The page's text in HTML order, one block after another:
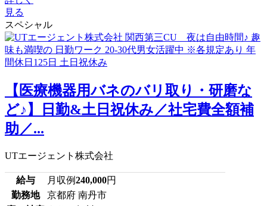
見る
スペシャル
【医療機器用バネのバリ取り・研磨な
ど♪】日勤&土日祝休み／社宅費全額補
助／...
UTエージェント株式会社
給与 月収例240,000円
勤務地
京都府 南丹市